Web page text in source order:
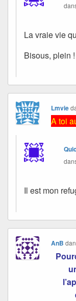
La vraie vie
Bisous, plein
Lmvie
A toi
Il est mon
AnB